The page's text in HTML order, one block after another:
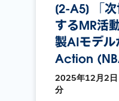
[2-A5] 「
するMR活
製AIモデ
Action
2025年12月2日
分